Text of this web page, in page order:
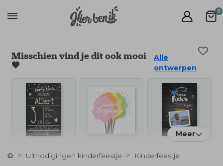
0
Misschien vind je dit ook mooi
🧡
Alle
ontwerpen
Meer
Uitnodigingen kinderfeestje Kinderfeestje